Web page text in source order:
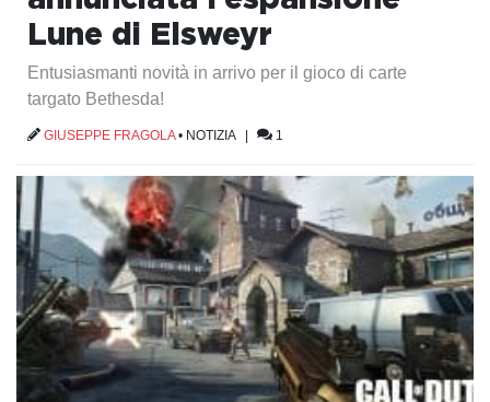
Lune di Elsweyr
Entusiasmanti novità in arrivo per il gioco di carte
targato Bethesda!
GIUSEPPE FRAGOLA• NOTIZIA| 1